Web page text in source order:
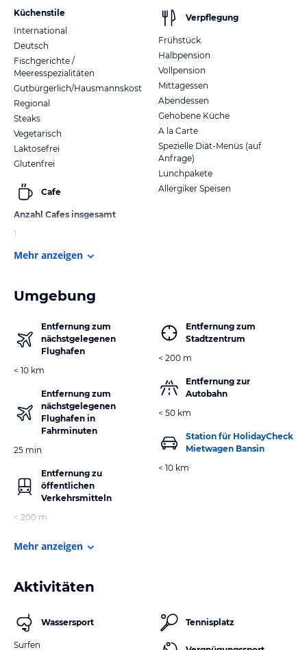
Küchenstile
International
Deutsch
Fischgerichte /
Meeresspezialitäten
Gutbürgerlich/Hausmannskost
Regional
Steaks
Vegetarisch
Laktosefrei
Glutenfrei
Cafe
Anzahl Cafes insgesamt
1
Verpflegung
Frühstück
Halbpension
Vollpension
Mittagessen
Abendessen
Gehobene Küche
A la Carte
Spezielle Diät-Menüs (auf
Anfrage)
Lunchpakete
Allergiker Speisen
Mehr anzeigen
Umgebung
Entfernung zum
nächstgelegenen
Flughafen
< 10 km
Entfernung zum
nächstgelegenen
Flughafen in
Fahrminuten
25 min
Entfernung zu
öffentlichen
Verkehrsmitteln
< 200 m
Entfernung zum
Stadtzentrum
< 200 m
Entfernung zur
Autobahn
< 50 km
Station für HolidayCheck
Mietwagen Bansin
< 10 km
Mehr anzeigen
Aktivitäten
Wassersport
Surfen
Tennisplatz